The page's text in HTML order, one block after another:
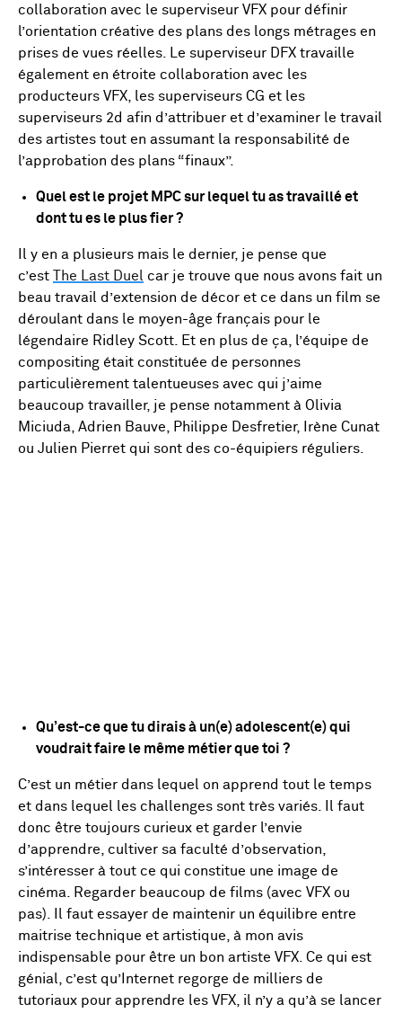
collaboration avec le superviseur VFX pour définir
l’orientation créative des plans des longs métrages en
prises de vues réelles. Le superviseur DFX travaille
également en étroite collaboration avec les
producteurs VFX, les superviseurs CG et les
superviseurs 2d afin d’attribuer et d’examiner le travail
des artistes tout en assumant la responsabilité de
l’approbation des plans “finaux”.
Quel est le projet MPC sur lequel tu as travaillé et
dont tu es le plus fier ?
Il y en a plusieurs mais le dernier, je pense que
c’est The Last Duel
car je trouve que nous avons fait un
beau travail d’extension de décor et ce dans un film se
déroulant dans le moyen-âge français pour le
légendaire Ridley Scott. Et en plus de ça, l’équipe de
compositing était constituée de personnes
particulièrement talentueuses avec qui j’aime
beaucoup travailler, je pense notamment à Olivia
Miciuda, Adrien Bauve, Philippe Desfretier, Irène Cunat
ou Julien Pierret qui sont des co-équipiers réguliers.
Qu’est-ce que tu dirais à un(e) adolescent(e) qui
voudrait faire le même métier que toi ?
C’est un métier dans lequel on apprend tout le temps
et dans lequel les challenges sont très variés. Il faut
donc être toujours curieux et garder l’envie
d’apprendre, cultiver sa faculté d’observation,
s’intéresser à tout ce qui constitue une image de
cinéma. Regarder beaucoup de films (avec VFX ou
pas). Il faut essayer de maintenir un équilibre entre
maitrise technique et artistique, à mon avis
indispensable pour être un bon artiste VFX. Ce qui est
génial, c’est qu’Internet regorge de milliers de
tutoriaux pour apprendre les VFX, il n’y a qu’à se lancer